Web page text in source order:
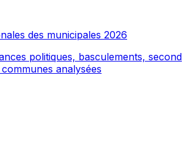
des municipales 2026
politiques, basculements, second
analysées